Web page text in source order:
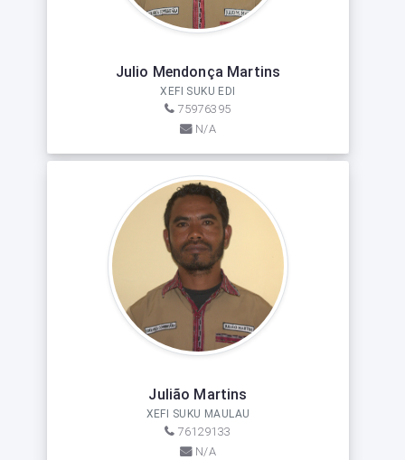
Julio Mendonça Martins
XEFI SUKU EDI
75976395
N/A
Julião Martins
XEFI SUKU MAULAU
76129133
N/A